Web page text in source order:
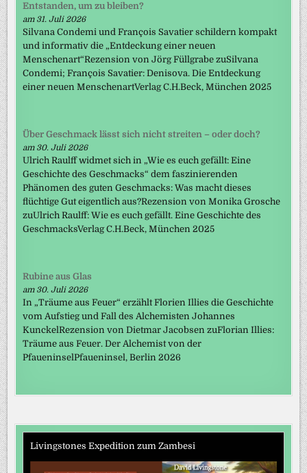
Entstanden, um zu bleiben?
am 31. Juli 2026
Silvana Condemi und François Savatier schildern kompakt
und informativ die „Entdeckung einer neuen
Menschenart“Rezension von Jörg Füllgrabe zuSilvana
Condemi; François Savatier: Denisova. Die Entdeckung
einer neuen MenschenartVerlag C.H.Beck, München 2025
Über Geschmack lässt sich nicht streiten – oder doch?
am 30. Juli 2026
Ulrich Raulff widmet sich in „Wie es euch gefällt: Eine
Geschichte des Geschmacks“ dem faszinierenden
Phänomen des guten Geschmacks: Was macht dieses
flüchtige Gut eigentlich aus?Rezension von Monika Grosche
zuUlrich Raulff: Wie es euch gefällt. Eine Geschichte des
GeschmacksVerlag C.H.Beck, München 2025
Rubine aus Glas
am 30. Juli 2026
In „Träume aus Feuer“ erzählt Florien Illies die Geschichte
vom Aufstieg und Fall des Alchemisten Johannes
KunckelRezension von Dietmar Jacobsen zuFlorian Illies:
Träume aus Feuer. Der Alchemist von der
PfaueninselPfaueninsel, Berlin 2026
Livingstones Expedition zum Zambesi